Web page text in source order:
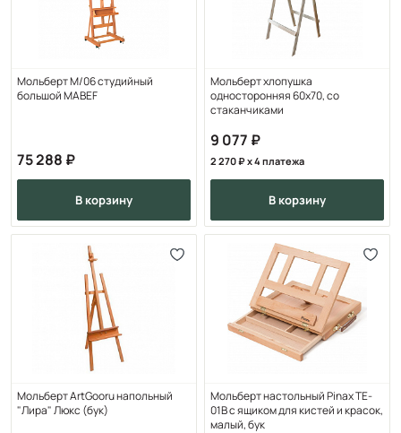
Мольберт M/06 cтудийный
большой MABEF
75 288
в корзину
Мольберт хлопушка
односторонняя 60х70, со
стаканчиками
9 077
2 270 x 4 платежа
в корзину
Мольберт ArtGooru напольный
"Лира" Люкс (бук)
Мольберт настольный Pinax TE-
01B с ящиком для кистей и красок,
малый, бук